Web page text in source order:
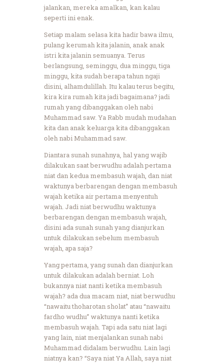
jalankan, mereka amalkan, kan kalau
seperti ini enak.
Setiap malam selasa kita hadir bawa ilmu,
pulang kerumah kita jalanin, anak anak
istri kita jalanin semuanya. Terus
berlangsung, seminggu, dua minggu, tiga
minggu, kita sudah berapa tahun ngaji
disini, alhamdulillah. Itu kalau terus begitu,
kira kira rumah kita jadi bagaimana? jadi
rumah yang dibanggakan oleh nabi
Muhammad saw. Ya Rabb mudah mudahan
kita dan anak keluarga kita dibanggakan
oleh nabi Muhammad saw.
Diantara sunah sunahnya, hal yang wajib
dilakukan saat berwudhu adalah pertama
niat dan kedua membasuh wajah, dan niat
waktunya berbarengan dengan membasuh
wajah ketika air pertama menyentuh
wajah. Jadi niat berwudhu waktunya
berbarengan dengan membasuh wajah,
disini ada sunah sunah yang dianjurkan
untuk dilakukan sebelum membasuh
wajah, apa saja?
Yang pertama, yang sunah dan dianjurkan
untuk dilakukan adalah berniat. Loh
bukannya niat nanti ketika membasuh
wajah? ada dua macam niat, niat berwudhu
“nawaitu thoharotan sholat” atau “nawaitu
fardho wudhu” waktunya nanti ketika
membasuh wajah. Tapi ada satu niat lagi
yang lain, niat menjalankan sunah nabi
Muhammad didalam berwudhu. Lain lagi
niatnya kan? “Saya niat Ya Allah, saya niat